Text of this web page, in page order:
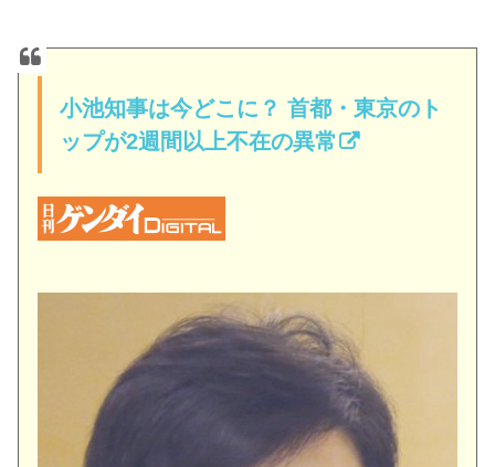
小池知事は今どこに？ 首都・東京のト
ップが2週間以上不在の異常